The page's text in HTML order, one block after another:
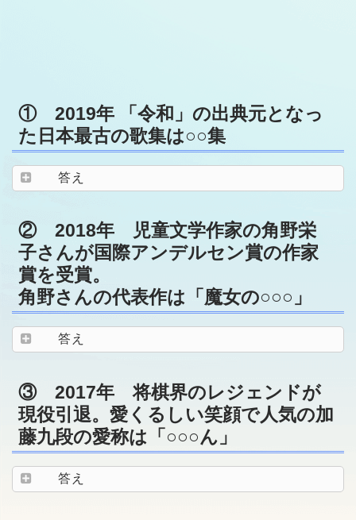
① 2019年 「令和」の出典元となっ
た日本最古の歌集は○○集
答え
② 2018年 児童文学作家の角野栄
子さんが国際アンデルセン賞の作家
賞を受賞。
角野さんの代表作は「魔女の○○○」
答え
③ 2017年 将棋界のレジェンドが
現役引退。愛くるしい笑顔で人気の加
藤九段の愛称は「○○○ん」
答え